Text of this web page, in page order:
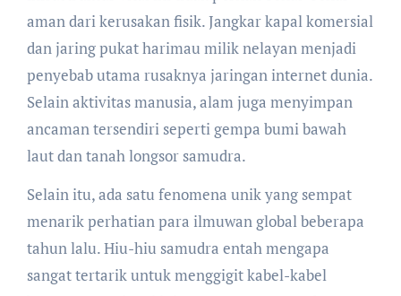
aman dari kerusakan fisik. Jangkar kapal komersial
dan jaring pukat harimau milik nelayan menjadi
penyebab utama rusaknya jaringan internet dunia.
Selain aktivitas manusia, alam juga menyimpan
ancaman tersendiri seperti gempa bumi bawah
laut dan tanah longsor samudra.
Selain itu, ada satu fenomena unik yang sempat
menarik perhatian para ilmuwan global beberapa
tahun lalu. Hiu-hiu samudra entah mengapa
sangat tertarik untuk menggigit kabel-kabel